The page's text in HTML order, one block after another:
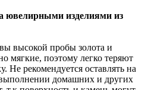
ювелирными изделиями из
высокой пробы золота и
мягкие, поэтому легко теряют
Не рекомендуется оставлять на
домашних и других